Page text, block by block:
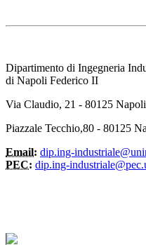
Dipartimento di Ingegneria
di Napoli Federico II
Via Claudio, 21 - 80125
Piazzale Tecchio,80 - 80125
Email: dip.ing-
PEC: dip.ing-